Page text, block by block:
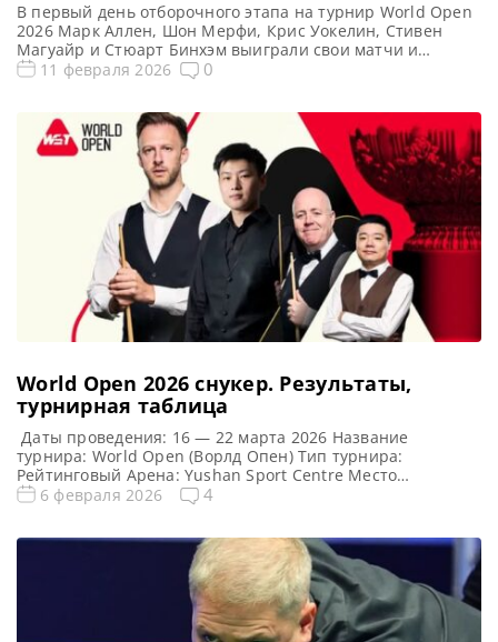
В первый день отборочного этапа на турнир World Open
2026 Марк Аллен, Шон Мерфи, Крис Уокелин, Стивен
Магуайр и Стюарт Бинхэм выиграли свои матчи и
прошли в финальный этап в Юйшане, сообщает WST Шон
городе Юйшань. […]
11 февраля 2026 0
World Open 2026 cнукер. Результаты,
турнирная таблица
Даты проведения: 16 — 22 марта 2026 Название
турнира: World Open (Ворлд Опен) Тип турнира:
Рейтинговый Арена: Yushan Sport Centre Место
проведения (населенный пункт, город, страна): Юйшань
Победитель предыдущего турнира: Джон Хиггинс
Турнирная таблица World Open 2026: Ворлд Опен 2026
6 февраля 2026 4